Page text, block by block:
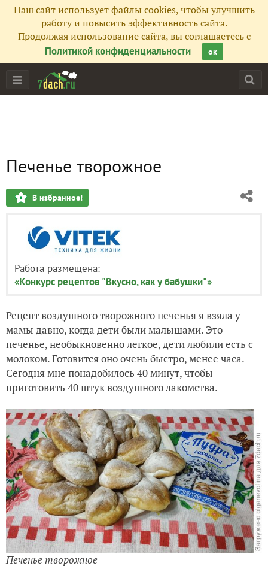
Наш сайт использует файлы cookies, чтобы улучшить
работу и повысить эффективность сайта.
Продолжая использование сайта, вы соглашаетесь с
Политикой конфиденциальности
ок
Печенье творожное
В избранное!
Работа размещена:
«Конкурс рецептов "Вкусно, как у бабушки"»
Рецепт воздушного творожного печенья я взяла у
мамы давно, когда дети были малышами. Это
печенье, необыкновенно легкое, дети любили есть с
молоком. Готовится оно очень быстро, менее часа.
Сегодня мне понадобилось 40 минут, чтобы
приготовить 40 штук воздушного лакомства.
Печенье творожное